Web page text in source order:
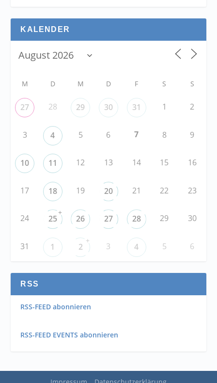
KALENDER
M D M D F S S
27 28 29 30 31 1 2
3 4 5 6 7 8 9
10 11 12 13 14 15 16
17 18 19 20 21 22 23
24 25
+
26 27 28 29 30
31 1 2
+
3 4 5 6
RSS
RSS-FEED abonnieren
RSS-FEED EVENTS abonnieren